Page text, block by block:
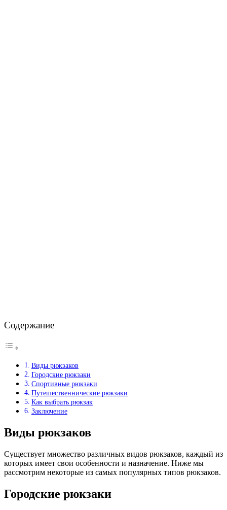
Содержание
Виды рюкзаков
Городские рюкзаки
Спортивные рюкзаки
Путешественнические рюкзаки
Как выбрать рюкзак
Заключение
Виды рюкзаков
Существует множество различных видов рюкзаков, каждый из
которых имеет свои особенности и назначение. Ниже мы
рассмотрим некоторые из самых популярных типов рюкзаков.
Городские рюкзаки